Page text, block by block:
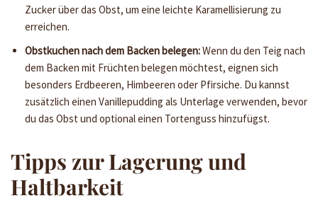
Zucker über das Obst, um eine leichte Karamellisierung zu
erreichen.
Obstkuchen nach dem Backen belegen:Wenn du den Teig nach
dem Backen mit Früchten belegen möchtest, eignen sich
besonders Erdbeeren, Himbeeren oder Pfirsiche. Du kannst
zusätzlich einen Vanillepudding als Unterlage verwenden, bevor
du das Obst und optional einen Tortenguss hinzufügst.
Tipps zur Lagerung und
Haltbarkeit